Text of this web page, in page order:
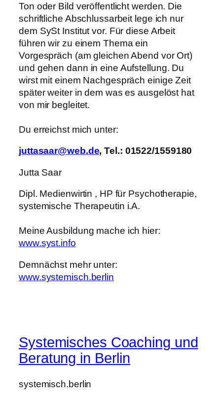
Ton oder Bild veröffentlicht werden. Die
schriftliche Abschlussarbeit lege ich nur
dem SySt Institut vor. Für diese Arbeit
führen wir zu einem Thema ein
Vorgespräch (am gleichen Abend vor Ort)
und gehen dann in eine Aufstellung. Du
wirst mit einem Nachgespräch einige Zeit
später weiter in dem was es ausgelöst hat
von mir begleitet.
Du erreichst mich unter:
juttasaar@web.de, Tel.: 01522/1559180
Jutta Saar
Dipl. Medienwirtin , HP für Psychotherapie,
systemische Therapeutin i.A.
Meine Ausbildung mache ich hier:
www.syst.info
Demnächst mehr unter:
www.systemisch.berlin
Systemisches Coaching und
Beratung in Berlin
systemisch.berlin